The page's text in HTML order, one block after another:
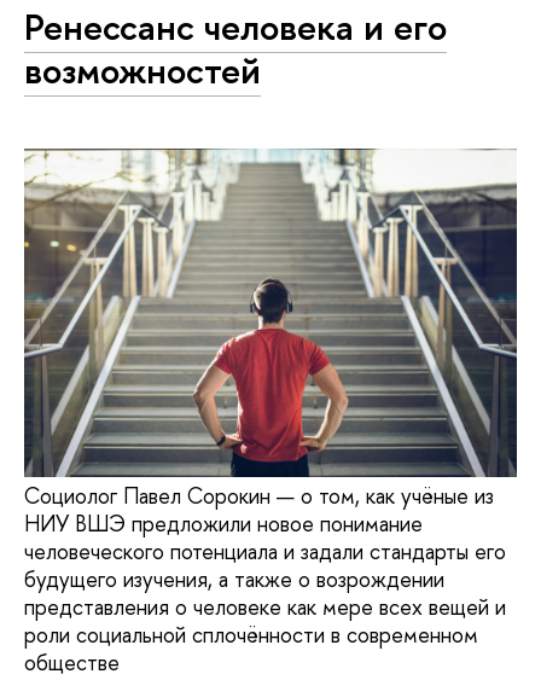
Ренессанс человека и его
возможностей
Социолог Павел Сорокин — о том, как учёные из
НИУ ВШЭ предложили новое понимание
человеческого потенциала и задали стандарты его
будущего изучения, а также о возрождении
представления о человеке как мере всех вещей и
роли социальной сплочённости в современном
обществе